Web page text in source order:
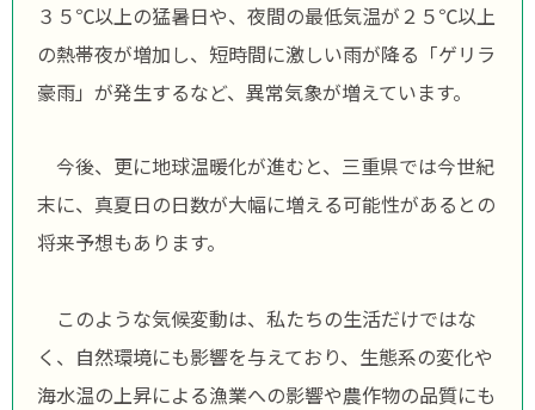
３５℃以上の猛暑日や、夜間の最低気温が２５℃以上
の熱帯夜が増加し、短時間に激しい雨が降る「ゲリラ
豪雨」が発生するなど、異常気象が増えています。
今後、更に地球温暖化が進むと、三重県では今世紀
末に、真夏日の日数が大幅に増える可能性があるとの
将来予想もあります。
このような気候変動は、私たちの生活だけではな
く、自然環境にも影響を与えており、生態系の変化や
海水温の上昇による漁業への影響や農作物の品質にも